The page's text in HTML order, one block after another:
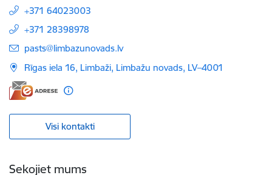
+371 64023003
+371 28398978
E-pasts:
pasts@limbazunovads.lv
Rīgas iela 16, Limbaži, Limbažu novads, LV–4001
Visi kontakti
Sekojiet mums